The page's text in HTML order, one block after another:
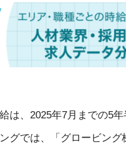
は、2025年7月までの5
グでは、「グロービン